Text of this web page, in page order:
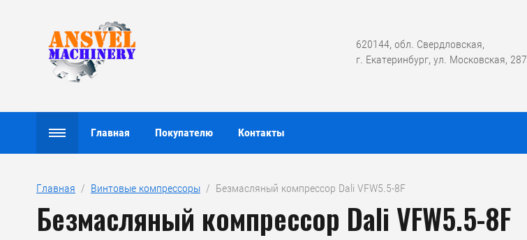
Главная Покупателю Контакты
620144, обл. Свердловская,
г. Екатеринбург, ул. Московская, 287
Главная
  /
Винтовые компрессоры
  /  Безмасляный компрессор Dali VFW5.5-8F
Безмасляный компрессор Dali VFW5.5-8F